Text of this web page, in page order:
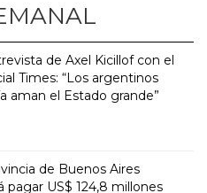
de Axel Kicillof con el
Times: “Los argentinos
aman el Estado grande”
de Buenos Aires
pagar US$ 124,8 millones